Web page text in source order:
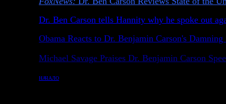
Dr. Ben Carson tells Hannity why he spoke out
Obama Reacts to Dr. Benjamin Carson's Damning
Michael Savage Praises Dr. Benjamin Carson
НАЧАЛО